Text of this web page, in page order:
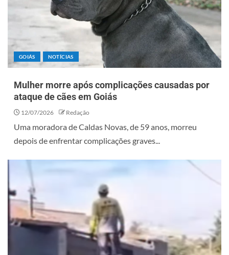
GOIÁS NOTÍCIAS
Mulher morre após complicações causadas por
ataque de cães em Goiás
12/07/2026 Redação
Uma moradora de Caldas Novas, de 59 anos, morreu
depois de enfrentar complicações graves...